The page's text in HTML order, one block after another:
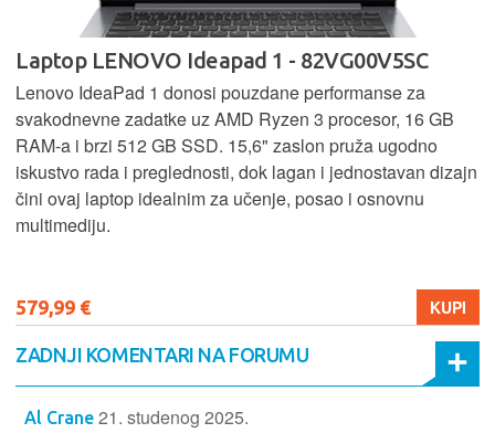
Laptop LENOVO Ideapad 1 - 82VG00V5SC
Lenovo IdeaPad 1 donosi pouzdane performanse za
svakodnevne zadatke uz AMD Ryzen 3 procesor, 16 GB
RAM-a i brzi 512 GB SSD. 15,6" zaslon pruža ugodno
iskustvo rada i preglednosti, dok lagan i jednostavan dizajn
čini ovaj laptop idealnim za učenje, posao i osnovnu
multimediju.
579,99 € KUPI
ZADNJI KOMENTARI NA FORUMU
Al Crane 21. studenog 2025.